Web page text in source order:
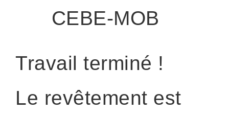
CEBE-MOB
Travail terminé !
Le revêtement est